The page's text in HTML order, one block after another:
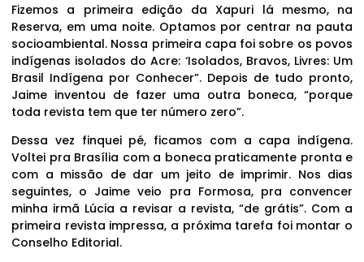
Fizemos a primeira edição da Xapuri lá mesmo, na
Reserva, em uma noite. Optamos por centrar na pauta
socioambiental. Nossa primeira capa foi sobre os povos
indígenas isolados do Acre: ‘Isolados, Bravos, Livres: Um
Brasil Indígena por Conhecer”. Depois de tudo pronto,
Jaime inventou de fazer uma outra boneca, “porque
toda revista tem que ter número zero”.
Dessa vez finquei pé, ficamos com a capa indígena.
Voltei pra Brasília com a boneca praticamente pronta e
com a missão de dar um jeito de imprimir. Nos dias
seguintes, o Jaime veio pra Formosa, pra convencer
minha irmã Lúcia a revisar a revista, “de grátis”. Com a
primeira revista impressa, a próxima tarefa foi montar o
Conselho Editorial.